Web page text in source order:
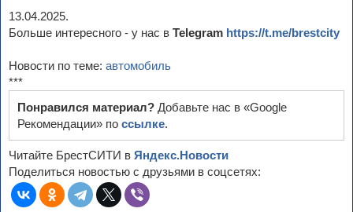
13.04.2025.
Больше интересного - у нас в Telegram https://t.me/brestcity
Новости по теме: автомобиль
***
Понравился материал? Добавьте нас в «Google
Рекомендации» по ссылке.
Читайте БрестСИТИ в Яндекс.Новости
Поделиться новостью с друзьями в соцсетях: